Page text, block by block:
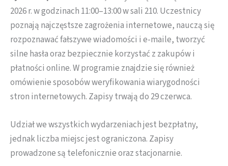
2026 r. w godzinach 11:00–13:00 w sali 210. Uczestnicy
poznają najczęstsze zagrożenia internetowe, nauczą się
rozpoznawać fałszywe wiadomości i e-maile, tworzyć
silne hasła oraz bezpiecznie korzystać z zakupów i
płatności online. W programie znajdzie się również
omówienie sposobów weryfikowania wiarygodności
stron internetowych. Zapisy trwają do 29 czerwca.
Udział we wszystkich wydarzeniach jest bezpłatny,
jednak liczba miejsc jest ograniczona. Zapisy
prowadzone są telefonicznie oraz stacjonarnie.